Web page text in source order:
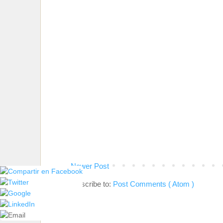
Newer Post
Subscribe to: Post Comments ( Atom )